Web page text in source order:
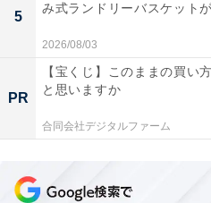
5
み式ランドリーバスケット
2026/08/03
PR
【宝くじ】このままの買い
と思いますか
合同会社デジタルファーム